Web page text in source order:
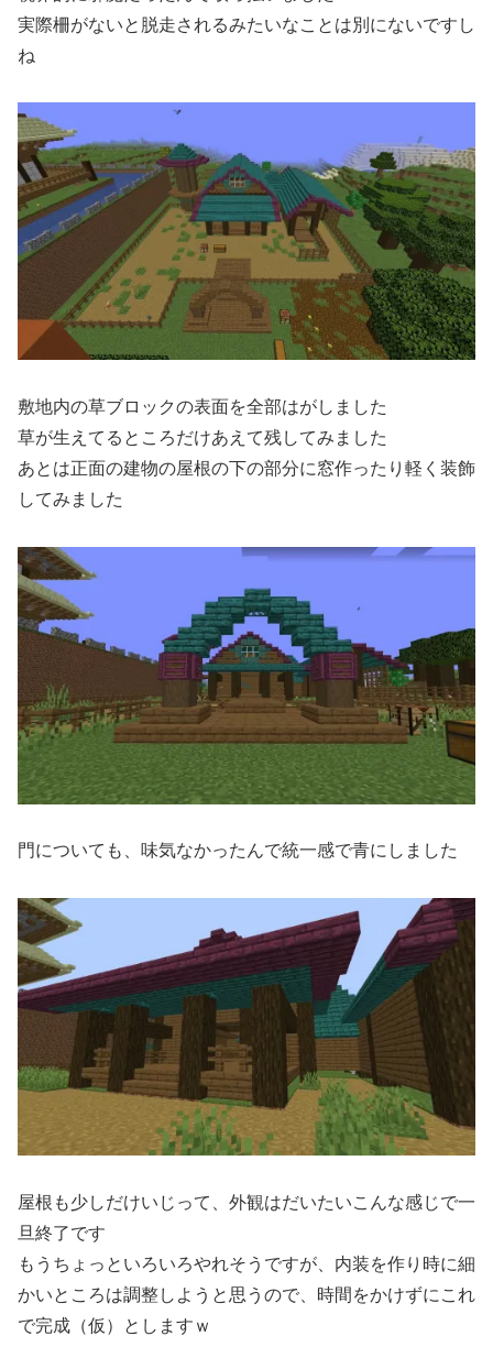
実際柵がないと脱走されるみたいなことは別にないですし
ね
敷地内の草ブロックの表面を全部はがしました
草が生えてるところだけあえて残してみました
あとは正面の建物の屋根の下の部分に窓作ったり軽く装飾
してみました
門についても、味気なかったんで統一感で青にしました
屋根も少しだけいじって、外観はだいたいこんな感じで一
旦終了です
もうちょっといろいろやれそうですが、内装を作り時に細
かいところは調整しようと思うので、時間をかけずにこれ
で完成（仮）としますｗ